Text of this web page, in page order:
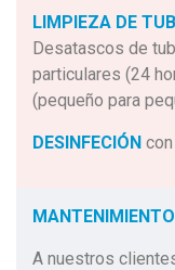
LIMPIEZA DE
Desatascos de
particulares (24
(pequeño para
DESINFECIÓN
A nuestros